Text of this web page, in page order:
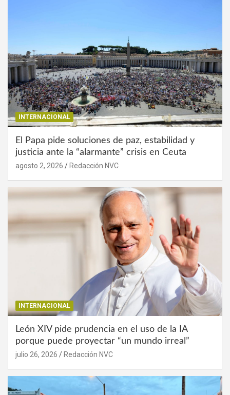
INTERNACIONAL
El Papa pide soluciones de paz, estabilidad y
justicia ante la “alarmante” crisis en Ceuta
agosto 2, 2026 Redacción NVC
INTERNACIONAL
León XIV pide prudencia en el uso de la IA
porque puede proyectar “un mundo irreal”
julio 26, 2026 Redacción NVC